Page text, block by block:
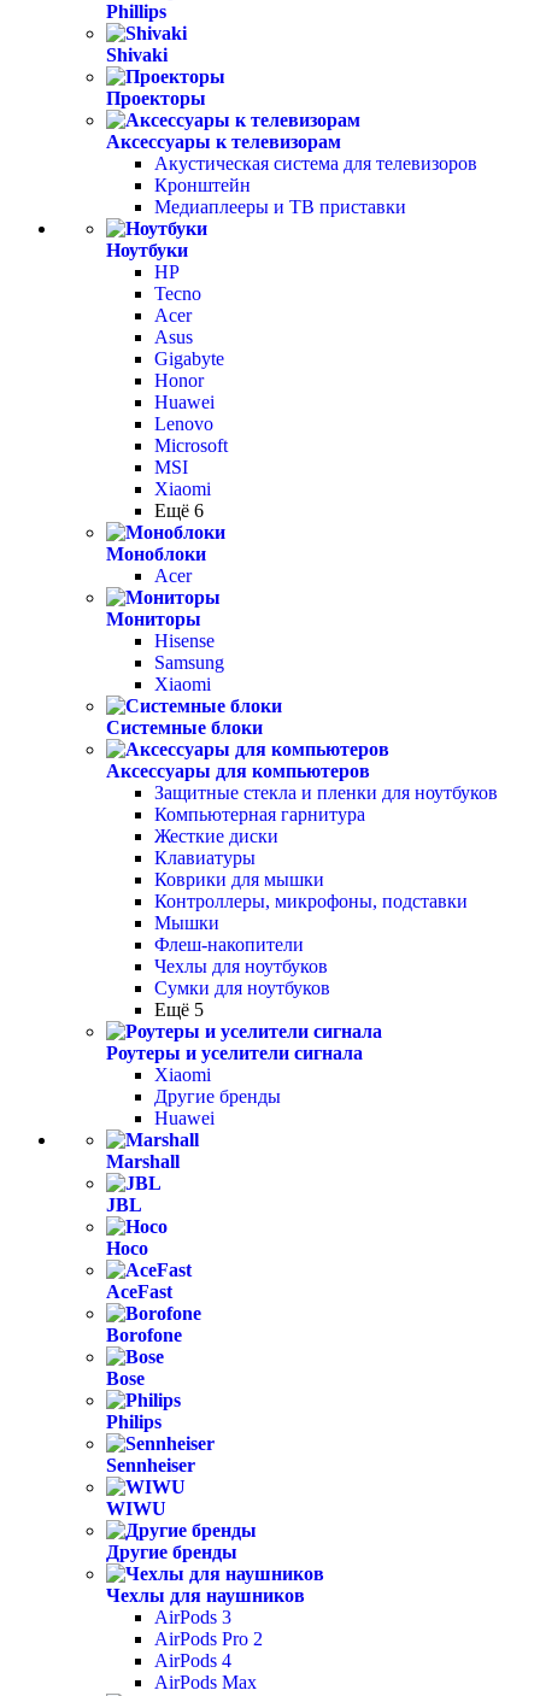
Phillips
Shivaki
Проекторы
Аксессуары к телевизорам
Акустическая система для телевизоров
Кронштейн
Медиаплееры и ТВ приставки
Ноутбуки
HP
Tecno
Acer
Asus
Gigabyte
Honor
Huawei
Lenovo
Microsoft
MSI
Xiaomi
Ещё 6
Моноблоки
Acer
Мониторы
Hisense
Samsung
Xiaomi
Системные блоки
Аксессуары для компьютеров
Защитные стекла и пленки для ноутбуков
Компьютерная гарнитура
Жесткие диски
Клавиатуры
Коврики для мышки
Контроллеры, микрофоны, подставки
Мышки
Флеш-накопители
Чехлы для ноутбуков
Сумки для ноутбуков
Ещё 5
Роутеры и уселители сигнала
Xiaomi
Другие бренды
Huawei
Marshall
JBL
Hoco
AceFast
Borofone
Bose
Philips
Sennheiser
WIWU
Другие бренды
Чехлы для наушников
AirPods 3
AirPods Pro 2
AirPods 4
AirPods Max